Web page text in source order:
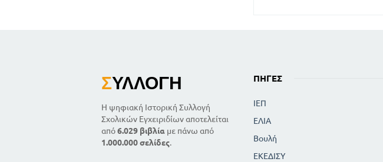
ΣΥΛΛΟΓΉ
Η ψηφιακή Ιστορική Συλλογή
Σχολικών Εγχειριδίων αποτελείται
από6.029 βιβλία με πάνω από
1.000.000 σελίδες.
ΠΗΓΈΣ
ΙΕΠ
ΕΛΙΑ
Βουλή
ΕΚΕΔΙΣΥ